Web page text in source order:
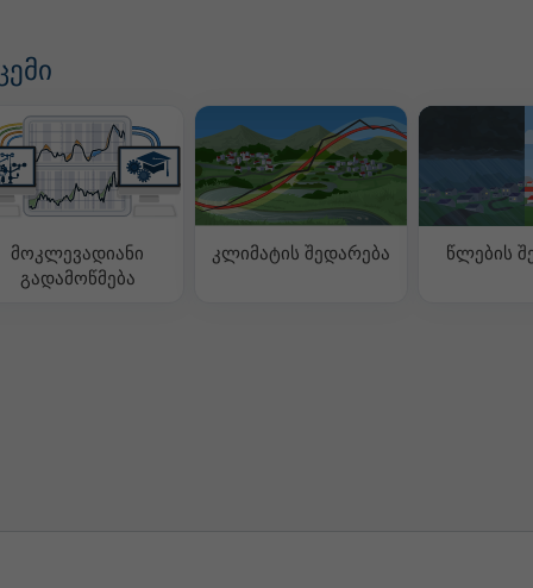
მოკლევადიანი
გადამოწმება
კლიმატის შედარება წლების